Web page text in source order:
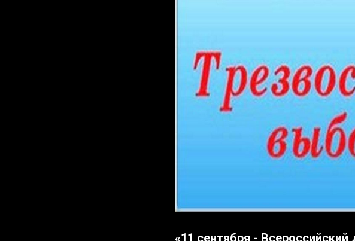
«11 сентября - Всероссийский